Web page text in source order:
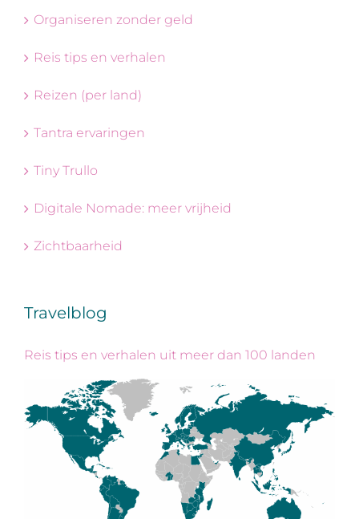
Organiseren zonder geld
Reis tips en verhalen
Reizen (per land)
Tantra ervaringen
Tiny Trullo
Digitale Nomade: meer vrijheid
Zichtbaarheid
Travelblog
Reis tips en verhalen uit meer dan 100 landen